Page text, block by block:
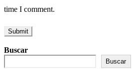
time I comment.
Buscar
Buscar